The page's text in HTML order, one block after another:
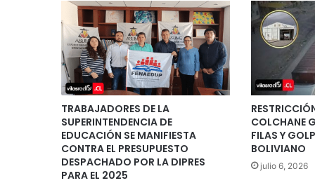
TRABAJADORES DE LA
SUPERINTENDENCIA DE
EDUCACIÓN SE MANIFIESTA
CONTRA EL PRESUPUESTO
DESPACHADO POR LA DIPRES
PARA EL 2025
COLCHANE
FILAS Y
BOLIVIANO
julio 6, 2026